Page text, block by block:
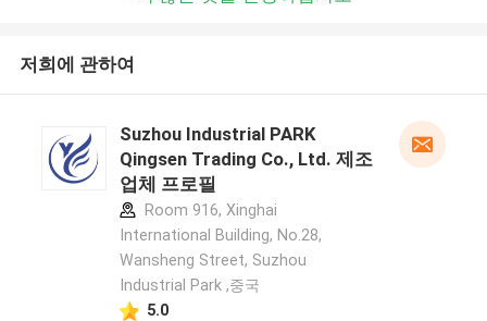
저희에 관하여
Suzhou Industrial PARK
Qingsen Trading Co., Ltd. 제조
업체 프로필
Room 916, Xinghai
International Building, No.28,
Wansheng Street, Suzhou
Industrial Park ,중국
5.0